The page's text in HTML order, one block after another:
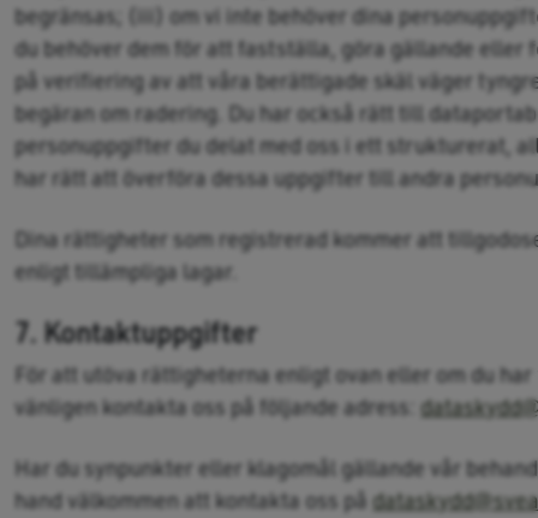
begränsas; (iii) om vi inte behöver dina
du behöver dem för att fastställa, göra gällande
på verifiering av att våra berättigade skäl väger
begäran om radering. Du har också rätt till
personuppgifter du delat med oss i ett strukturerat,
har rätt att överföra dessa uppgifter till andra
Dina rättigheter som registrerad kommer att
enligt tillämpliga lagar.
7. Kontaktuppgifter
För att utöva rättigheterna enligt ovan eller om du
vänligen kontakta oss på följande adress:
Har du synpunkter eller klagomål gällande vår
hand välkommen att kontakta oss på